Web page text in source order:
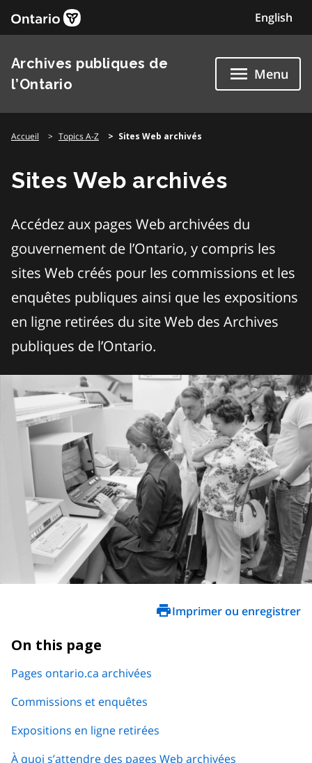
English
Archives publiques de
l’Ontario
Menu
Accueil Topics A-Z Sites Web archivés
Sites Web archivés
Accédez aux pages Web archivées du
gouvernement de l’Ontario, y compris les
sites Web créés pour les commissions et les
enquêtes publiques ainsi que les expositions
en ligne retirées du site Web des Archives
publiques de l’Ontario.
Imprimer ou enregistrer
On this page
Pages ontario.ca archivées
Commissions et enquêtes
Expositions en ligne retirées
À quoi s’attendre des pages Web archivées